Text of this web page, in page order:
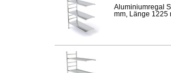
Aluminiumregal
mm, Länge 1225